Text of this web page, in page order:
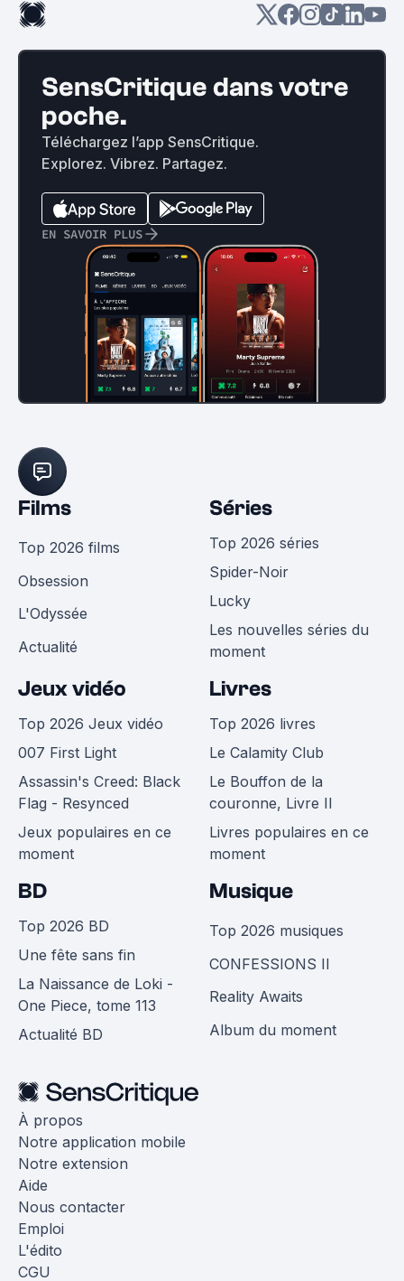
SensCritique dans votre
poche.
Téléchargez l’app SensCritique.
Explorez. Vibrez. Partagez.
EN SAVOIR PLUS
Films
Top 2026 films
Obsession
L'Odyssée
Actualité
Séries
Top 2026 séries
Spider-Noir
Lucky
Les nouvelles séries du
moment
Jeux vidéo
Top 2026 Jeux vidéo
007 First Light
Assassin's Creed: Black
Flag - Resynced
Jeux populaires en ce
moment
Livres
Top 2026 livres
Le Calamity Club
Le Bouffon de la
couronne, Livre II
Livres populaires en ce
moment
BD
Top 2026 BD
Une fête sans fin
La Naissance de Loki -
One Piece, tome 113
Actualité BD
Musique
Top 2026 musiques
CONFESSIONS II
Reality Awaits
Album du moment
À propos
Notre application mobile
Notre extension
Aide
Nous contacter
Emploi
L'édito
CGU